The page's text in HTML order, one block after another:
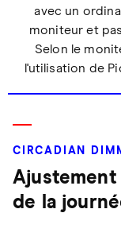
avec un
moniteur et
Selon le
l'utilisation de
CIRCADIAN
de la